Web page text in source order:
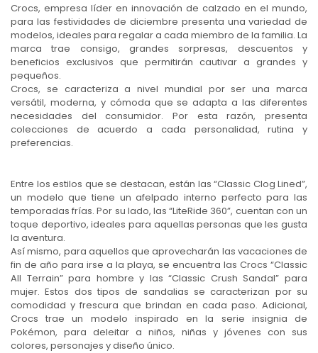
Crocs, empresa líder en innovación de calzado en el mundo,
para las festividades de diciembre presenta una variedad de
modelos, ideales para regalar a cada miembro de la familia. La
marca trae consigo, grandes sorpresas, descuentos y
beneficios exclusivos que permitirán cautivar a grandes y
pequeños.
Crocs, se caracteriza a nivel mundial por ser una marca
versátil, moderna, y cómoda que se adapta a las diferentes
necesidades del consumidor. Por esta razón, presenta
colecciones de acuerdo a cada personalidad, rutina y
preferencias.
Entre los estilos que se destacan, están las “Classic Clog Lined”,
un modelo que tiene un afelpado interno perfecto para las
temporadas frías. Por su lado, las “LiteRide 360”, cuentan con un
toque deportivo, ideales para aquellas personas que les gusta
la aventura.
Así mismo, para aquellos que aprovecharán las vacaciones de
fin de año para irse a la playa, se encuentra las Crocs “Classic
All Terrain” para hombre y las “Classic Crush Sandal” para
mujer. Estos dos tipos de sandalias se caracterizan por su
comodidad y frescura que brindan en cada paso. Adicional,
Crocs trae un modelo inspirado en la serie insignia de
Pokémon, para deleitar a niños, niñas y jóvenes con sus
colores, personajes y diseño único.